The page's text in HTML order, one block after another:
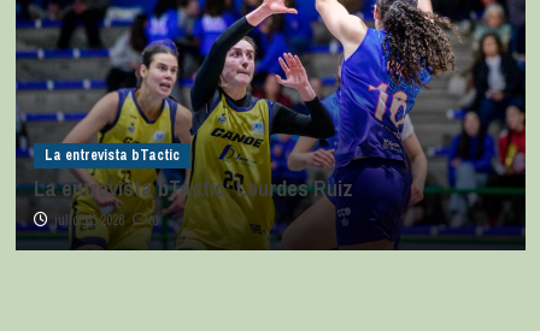
La entrevista bTactic
La entrevista bTactic: Lourdes Ruiz
julio 11, 2026 0